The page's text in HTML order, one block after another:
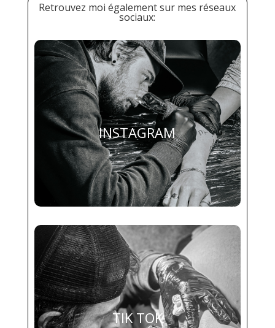
Retrouvez moi également sur mes réseaux
sociaux:
INSTAGRAM
TIK TOK